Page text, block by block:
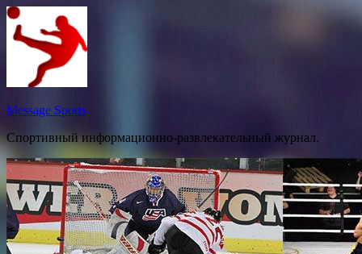
Перейти
содержимому
Message Sports
Спортивный информационно-развлекательный журнал.